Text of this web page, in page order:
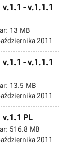
- v.1.1.1
13 MB
2011
- v.1.1.1
13.5 MB
2011
PL
516.8 MB
2011